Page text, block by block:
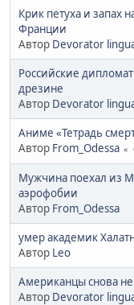
Крик петуха и запах
Франции
Автор Devorator
Российские
дрезине
Автор Devorator
Аниме «Тетрадь
Автор From_Odessa
Мужчина поехал из
аэрофобии
Автор From_Odessa
умер академик
Автор Leo
Американцы снова не
Автор Devorator